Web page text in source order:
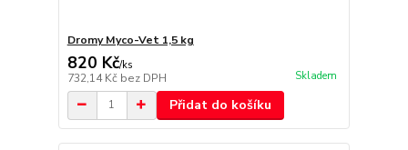
Dromy Myco-Vet 1,5 kg
820 Kč/ks
732,14 Kč bez DPH Skladem
Přidat do košíku